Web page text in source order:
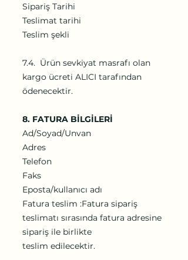
Sipariş Tarihi
Teslimat tarihi
Teslim şekli
7.4. Ürün sevkiyat masrafı olan
kargo ücreti ALICI tarafından
ödenecektir.
8. FATURA BİLGİLERİ
Ad/Soyad/Unvan
Adres
Telefon
Faks
Eposta/kullanıcı adı
Fatura teslim :Fatura sipariş
teslimatı sırasında fatura adresine
sipariş ile birlikte
teslim edilecektir.